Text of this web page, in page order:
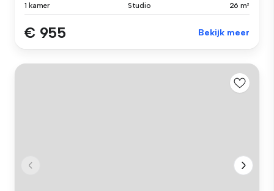
1 kamer Studio 26 m²
€ 955 Bekijk meer